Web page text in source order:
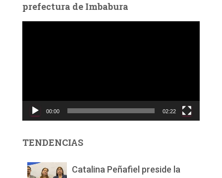
prefectura de Imbabura
c
d
00:00 02:22
TENDENCIAS
Catalina Peñafiel preside la